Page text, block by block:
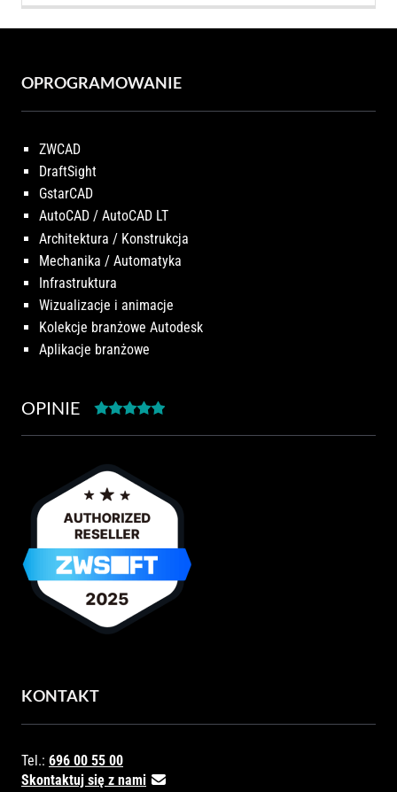
OPROGRAMOWANIE
ZWCAD
DraftSight
GstarCAD
AutoCAD / AutoCAD LT
Architektura / Konstrukcja
Mechanika / Automatyka
Infrastruktura
Wizualizacje i animacje
Kolekcje branżowe Autodesk
Aplikacje branżowe
OPINIE
KONTAKT
Tel.: 696 00 55 00
Skontaktuj się z nami